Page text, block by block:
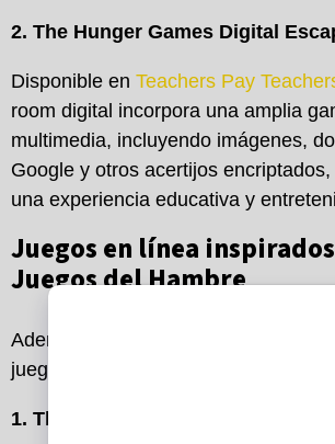
2. The Hunger Games Digital
Disponible en Teachers Pay
room digital incorpora una amplia
multimedia, incluyendo imágenes,
Google y otros acertijos
una experiencia educativa y
Juegos en línea
Juegos del Hambre
Además de los simuladores y
juegos en línea que capturan la
1. The Hunger Games en